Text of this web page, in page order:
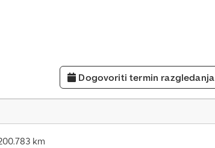
Dogovoriti termin razgledanja
km